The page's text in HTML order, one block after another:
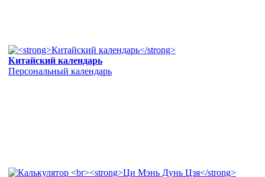
Китайский календарь
Персональный календарь